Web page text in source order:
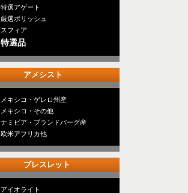
特選アゲート
厳選ポリッシュ
スフィア
特選品
アメシスト
メキシコ・ゲレロ州産
メキシコ・その他
ナミビア・ブランドバーグ産
欧米アフリカ他
ブレスレット
アイオライト